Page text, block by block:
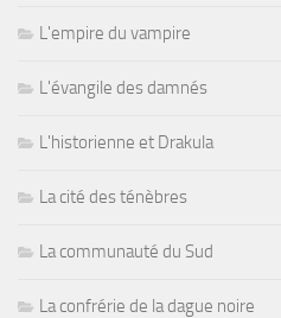
L'empire du vampire
L'évangile des damnés
L'historienne et Drakula
La cité des ténèbres
La communauté du Sud
La confrérie de la dague noire